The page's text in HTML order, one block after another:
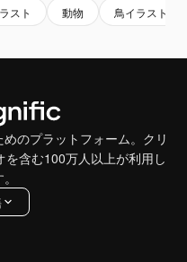
スト 動物 鳥イラスト
のプラットフォーム。クリ
含む100万人以上が利用し